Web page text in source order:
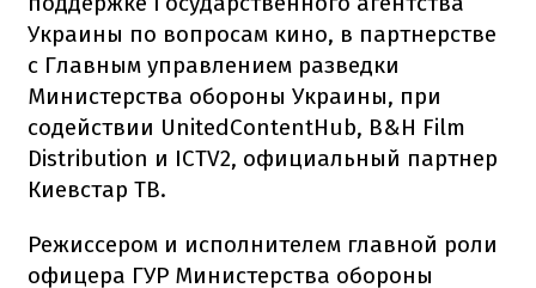
Украины по вопросам кино, в партнерстве
с Главным управлением разведки
Министерства обороны Украины, при
содействии UnitedContentHub, B&H Film
Distribution и ICTV2, официальный партнер
Киевстар ТВ.
Режиссером и исполнителем главной роли
офицера ГУР Министерства обороны